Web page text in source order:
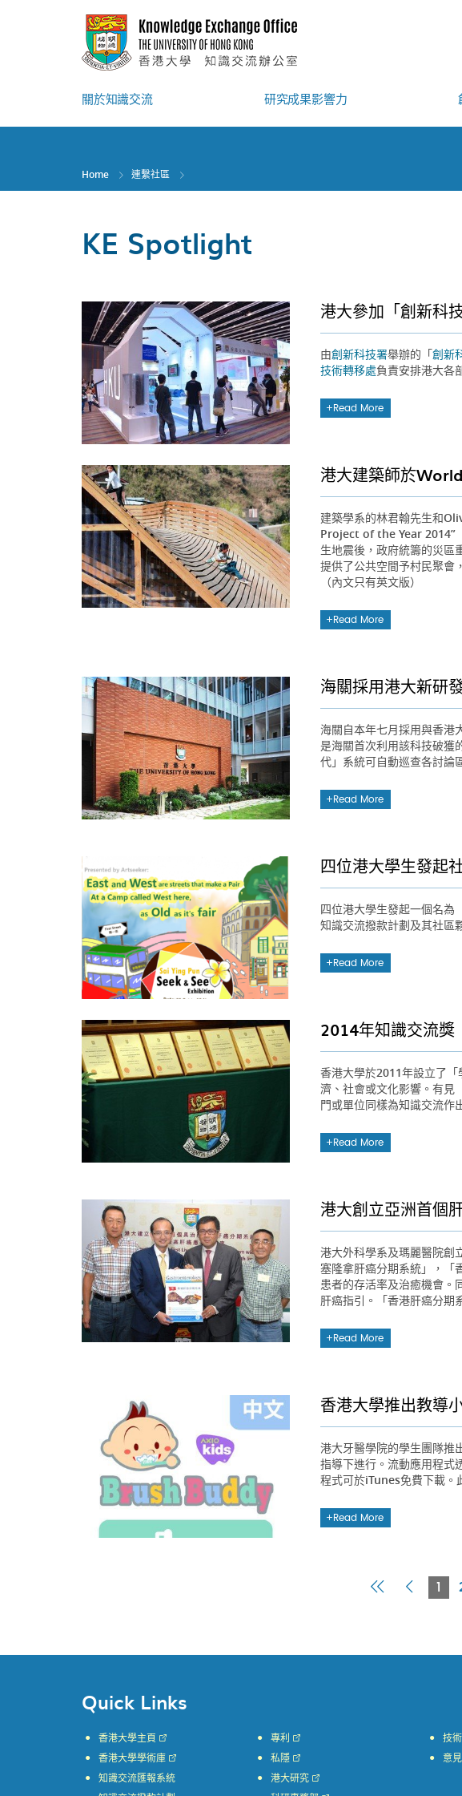
關於知識交流 研究成果影響力
Home 連繫社區
KE Spotlight
港大參加「創新科
由創新科技署舉辦的「創新
技術轉移處負責安排港大各
Read More
港大建築師於
建築學系的林君翰先生和
Project of the Year 2014”
生地震後，政府統籌的災區
提供了公共空間予村民聚會
（內文只有英文版）
Read More
海關採用港大新研
海關自本年七月採用與香港
是海關首次利用該科技破獲
代」系統可自動巡查各討論
Read More
四位港大學生發起
四位港大學生發起一個名為
知識交流撥款計劃及其社區
Read More
2014年知識交流獎
香港大學於2011年設立了
濟、社會或文化影響。有見
門或單位同樣為知識交流作
Read More
港大創立亞洲首個
港大外科學系及瑪麗醫院創
塞隆拿肝癌分期系統」，「
患者的存活率及治癒機會。
肝癌指引。「香港肝癌分期
Read More
香港大學推出教導
港大牙醫學院的學生團隊推
指導下進行。流動應用程式
程式可於iTunes免費下載。
Read More
First
1
Quick Links
香港大學主頁
香港大學學術庫
知識交流匯報系統
專利
私隱
港大研究
技
意